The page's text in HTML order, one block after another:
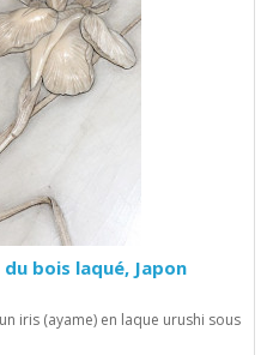
bois laqué, Japon
iris (ayame) en laque urushi sous